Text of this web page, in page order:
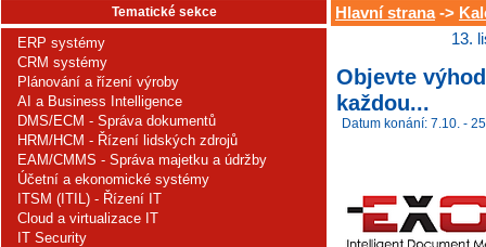
Tematické sekce
ERP systémy
CRM systémy
Plánování a řízení výroby
AI a Business Intelligence
DMS/ECM - Správa dokumentů
HRM/HCM - Řízení lidských zdrojů
EAM/CMMS - Správa majetku a údržby
Účetní a ekonomické systémy
ITSM (ITIL) - Řízení IT
Cloud a virtualizace IT
IT Security
Hlavní strana->
13.
Objevte
každou...
Datum konání: 7.10. -